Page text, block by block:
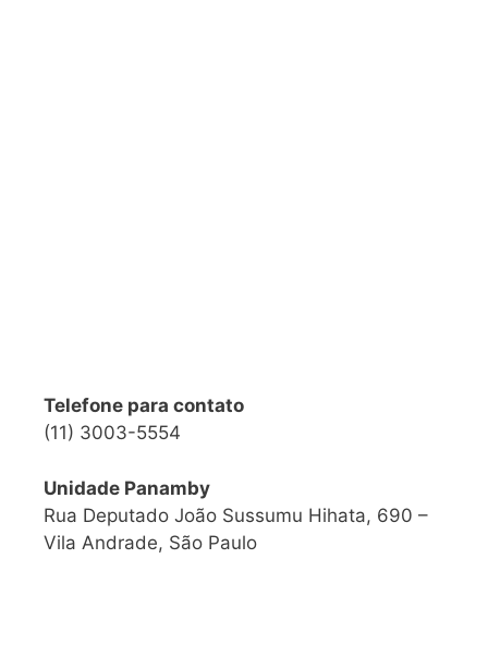
Telefone para contato
(11) 3003-5554
Unidade Panamby
Rua Deputado João Sussumu Hihata, 690 –
Vila Andrade, São Paulo